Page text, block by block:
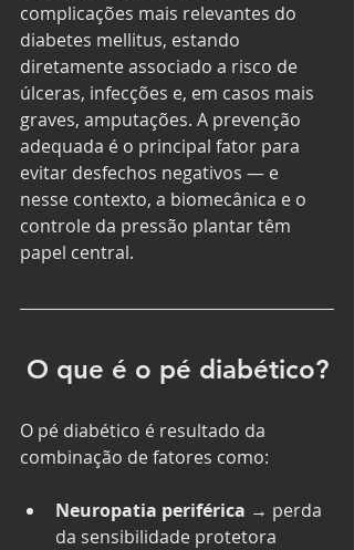
complicações mais relevantes do
diabetes mellitus, estando
diretamente associado a risco de
úlceras, infecções e, em casos mais
graves, amputações. A prevenção
adequada é o principal fator para
evitar desfechos negativos — e
nesse contexto, a biomecânica e o
controle da pressão plantar têm
papel central.
O que é o pé diabético?
O pé diabético é resultado da
combinação de fatores como:
Neuropatia periférica → perda
da sensibilidade protetora